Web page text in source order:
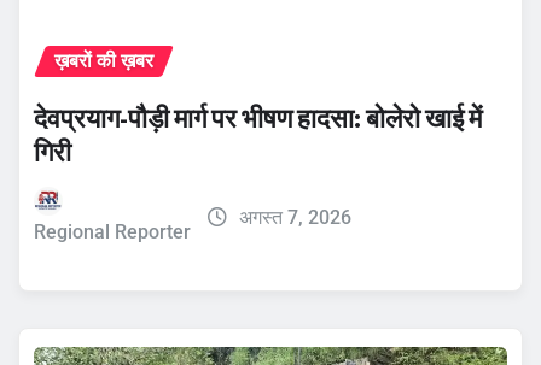
ख़बरों की ख़बर
देवप्रयाग-पौड़ी मार्ग पर भीषण हादसा: बोलेरो खाई में
गिरी
Regional Reporter
अगस्त 7, 2026